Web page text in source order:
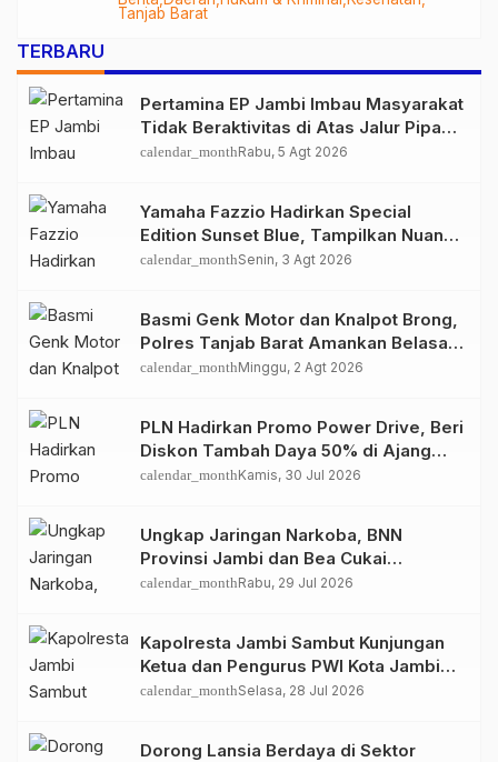
Tanjab Barat
TERBARU
Pertamina EP Jambi Imbau Masyarakat
Tidak Beraktivitas di Atas Jalur Pipa
Migas Demi Keselamatan Bersama
calendar_monthRabu, 5 Agt 2026
Yamaha Fazzio Hadirkan Special
Edition Sunset Blue, Tampilkan Nuansa
Retro Summer yang Semakin Skena
calendar_monthSenin, 3 Agt 2026
Basmi Genk Motor dan Knalpot Brong,
Polres Tanjab Barat Amankan Belasan
Kendaraan
calendar_monthMinggu, 2 Agt 2026
PLN Hadirkan Promo Power Drive, Beri
Diskon Tambah Daya 50% di Ajang
GIIAS 2026
calendar_monthKamis, 30 Jul 2026
Ungkap Jaringan Narkoba, BNN
Provinsi Jambi dan Bea Cukai
Amankan Sembilan Pelaku beserta
calendar_monthRabu, 29 Jul 2026
Kapolresta Jambi Sambut Kunjungan
Ketua dan Pengurus PWI Kota Jambi
Perkuat Sinergi dan Kolaborasi
calendar_monthSelasa, 28 Jul 2026
Dorong Lansia Berdaya di Sektor